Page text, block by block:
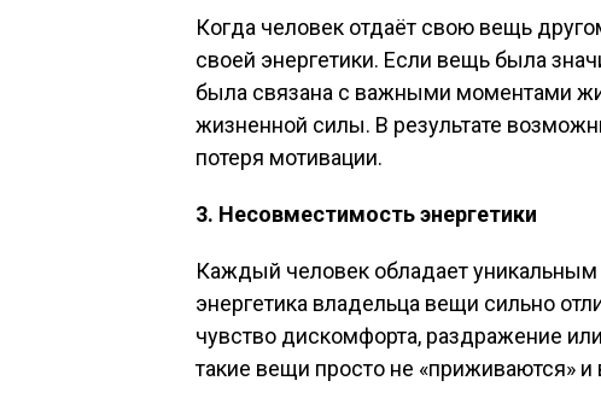
Когда человек отдаёт свою вещь
своей энергетики. Если вещь была
была связана с важными моментами
жизненной силы. В результате
потеря мотивации.
3. Несовместимость энергетики
Каждый человек обладает
энергетика владельца вещи сильно
чувство дискомфорта, раздражение
такие вещи просто не «приживаются»